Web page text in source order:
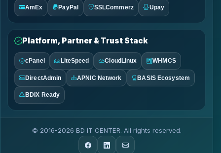
AmEx PayPal SSLCommerz Upay
Platform, Partner & Trust Stack
cPanel LiteSpeed CloudLinux WHMCS
DirectAdmin APNIC Network BASIS Ecosystem
BDIX Ready
© 2016-2026 BD IT CENTER. All rights reserved.